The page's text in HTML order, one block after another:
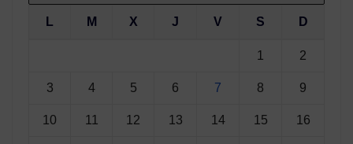
L M X J V S D
1 2
3 4 5 6 7 8 9
10 11 12 13 14 15 16